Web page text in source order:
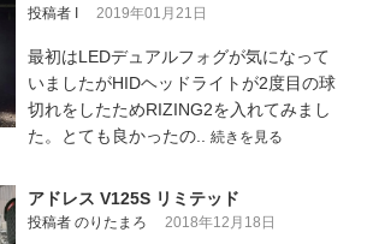
投稿者 I 2019年01月21日
最初はLEDデュアルフォグが気になって
いましたがHIDヘッドライトが2度目の球
切れをしたためRIZING2を入れてみまし
た。とても良かったの.. 続きを見る
アドレス V125S リミテッド
投稿者 のりたまろ 2018年12月18日